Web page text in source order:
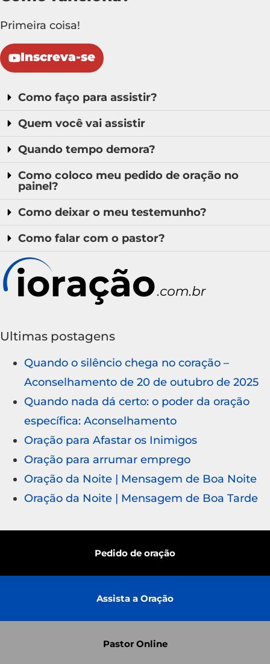
Primeira coisa!
Inscreva-se
Como faço para assistir?
Quem você vai assistir
Quando tempo demora?
Como coloco meu pedido de oração no
painel?
Como deixar o meu testemunho?
Como falar com o pastor?
Ultimas postagens
Quando o silêncio chega no coração –
Aconselhamento de 20 de outubro de 2025
Quando nada dá certo: o poder da oração
específica: Aconselhamento
Oração para Afastar os Inimigos
Oração para arrumar emprego
Oração da Noite | Mensagem de Boa Noite
Oração da Noite | Mensagem de Boa Tarde
Pedido de oração
Assista a Oração
Pastor Online